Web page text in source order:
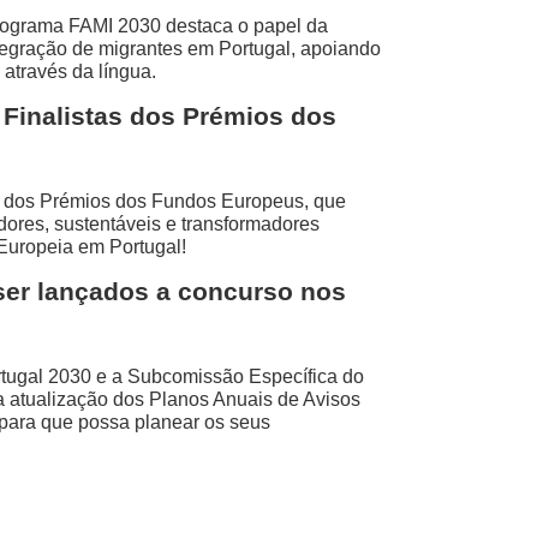
FAMI 2030 destaca o papel da
de migrantes em Portugal, apoiando
da língua.
dos Prémios dos
Prémios dos Fundos Europeus, que
sustentáveis e transformadores
em Portugal!
lançados a concurso nos
2030 e a Subcomissão Específica do
atualização dos Planos Anuais de Avisos
que possa planear os seus